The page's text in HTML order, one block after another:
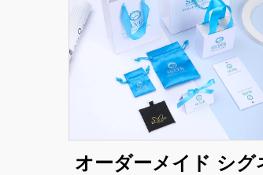
オーダーメイド シグ